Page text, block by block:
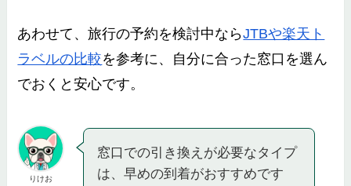
あわせて、旅行の予約を検討中ならJTBや楽天ト
ラベルの比較を参考に、自分に合った窓口を選ん
でおくと安心です。
りけお
窓口での引き換えが必要なタイプ
は、早めの到着がおすすめです